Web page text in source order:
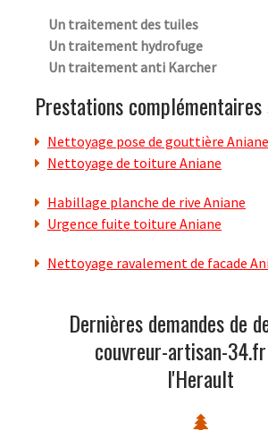
Un traitement des tuiles
Un traitement hydrofuge
Un traitement anti Karcher
Prestations complémentaires
Nettoyage pose de gouttière Aniane
Nettoyage de toiture Aniane
Habillage planche de rive Aniane
Urgence fuite toiture Aniane
Nettoyage ravalement de facade
Dernières demandes de
couvreur-artisan-
l'Herault